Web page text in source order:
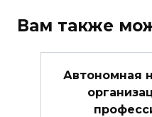
Вам также
Автономная